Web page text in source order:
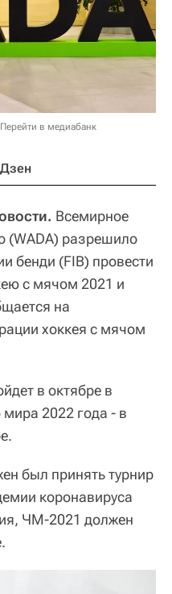
Перейти в медиабанк
Дзен
Всемирное
(WADA) разрешило
бенди (FIB) провести
с мячом 2021 и
на
хоккея с мячом
в октябре в
мира 2022 года - в
был принять турнир
коронавируса
ЧМ-2021 должен